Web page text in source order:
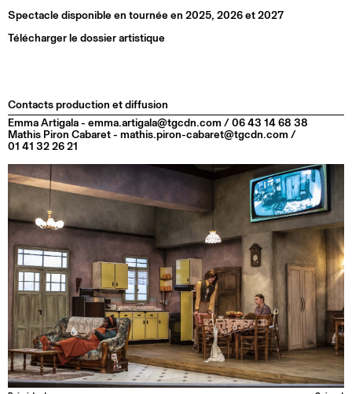
Spectacle disponible en tournée en 2025, 2026 et 2027
Télécharger le dossier artistique
Contacts production et diffusion
Emma Artigala - emma.artigala@tgcdn.com / 06 43 14 68 38
Mathis Piron Cabaret - mathis.piron-cabaret@tgcdn.com /
01 41 32 26 21